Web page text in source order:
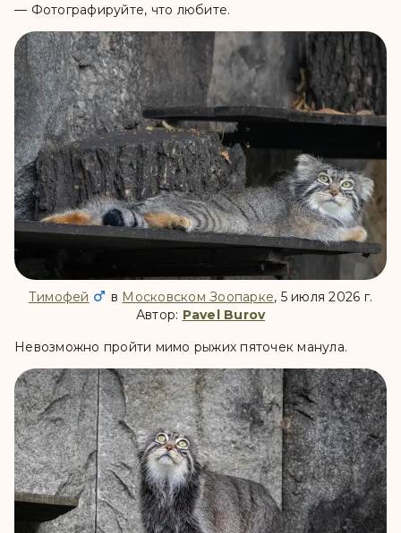
— Фотографируйте, что любите.
Тимофей в Московском Зоопарке, 5 июля 2026 г.
Автор: Pavel Burov
Невозможно пройти мимо рыжих пяточек манула.